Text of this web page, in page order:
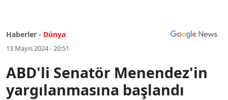
Haberler - Dünya
13 Mayıs 2024 - 20:51
ABD'li Senatör Menendez'in
yargılanmasına başlandı